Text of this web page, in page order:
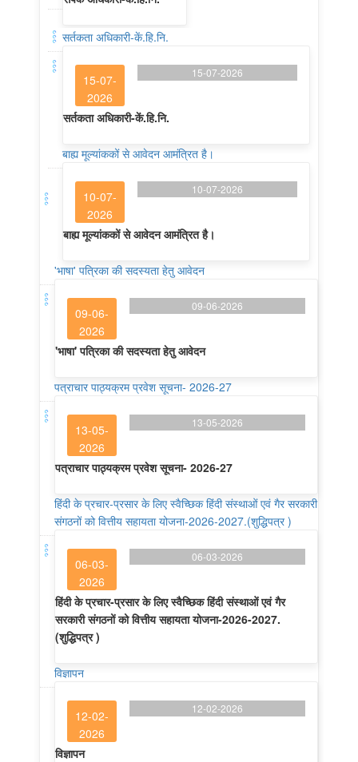
सर्तकता अधिकारी-कें.हि.नि.
15-07-
2026
15-07-2026
सर्तकता अधिकारी-कें.हि.नि.
बाह्य मूल्यांककों से आवेदन आमंत्रित है।
10-07-
2026
10-07-2026
बाह्य मूल्यांककों से आवेदन आमंत्रित है।
'भाषा' पत्रिका की सदस्यता हेतु आवेदन
09-06-
2026
09-06-2026
'भाषा' पत्रिका की सदस्यता हेतु आवेदन
पत्राचार पाठ्यक्रम प्रवेश सूचना- 2026-27
13-05-
2026
13-05-2026
पत्राचार पाठ्यक्रम प्रवेश सूचना- 2026-27
हिंदी के प्रचार-प्रसार के लिए स्वैच्छिक हिंदी संस्थाओं एवं गैर सरकारी
संगठनों को वित्तीय सहायता योजना-2026-2027.(शुद्धिपत्र )
06-03-
2026
06-03-2026
हिंदी के प्रचार-प्रसार के लिए स्वैच्छिक हिंदी संस्थाओं एवं गैर
सरकारी संगठनों को वित्तीय सहायता योजना-2026-2027.
(शुद्धिपत्र )
विज्ञापन
12-02-
2026
12-02-2026
विज्ञापन